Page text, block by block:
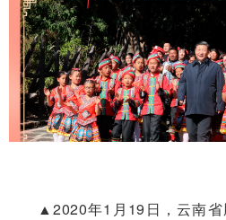
▲2020年1月19日，云南